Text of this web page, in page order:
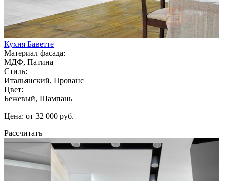
Кухня Баветте
Материал фасада:
МДФ, Патина
Стиль:
Итальянский, Прованс
Цвет:
Бежевый, Шампань
Цена: от 32 000 руб.
Рассчитать